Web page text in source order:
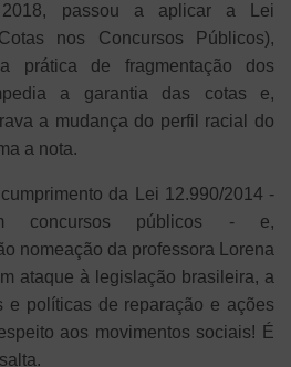
passou a aplicar a Lei
nos Concursos Públicos),
prática de fragmentação dos
a garantia das cotas e,
a mudança do perfil racial do
a nota.
da Lei 12.990/2014 -
concursos públicos - e,
nomeação da professora Lorena
ataque à legislação brasileira, a
e políticas de reparação e ações
aos movimentos sociais! É